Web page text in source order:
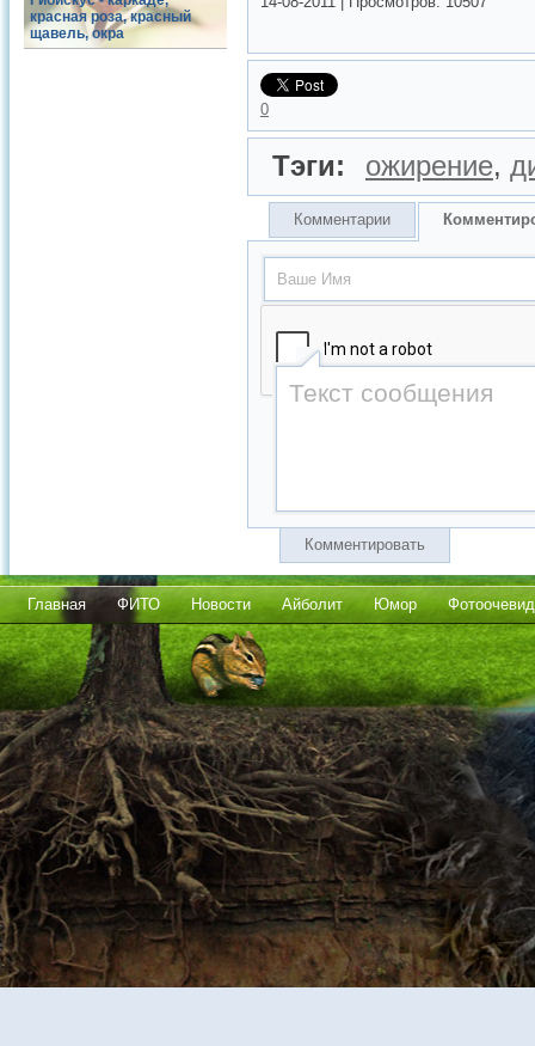
красная роза, красный
щавель, окра
0
Тэги: ожирение,
Комментарии
Комментировать
Главная ФИТО Новости Айболит Юмор